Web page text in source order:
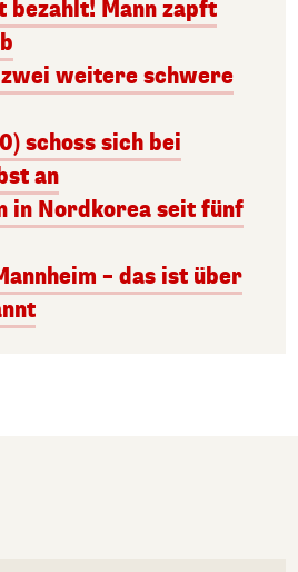
bezahlt! Mann zapft
weitere schwere
schoss sich bei
an
in Nordkorea seit fünf
– das ist über